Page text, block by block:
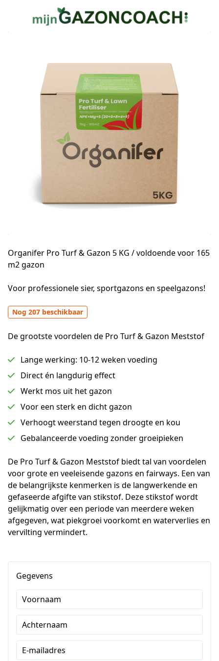
Organifer Pro Turf & Gazon 5 KG / voldoende voor 165
m2 gazon
Voor professionele sier, sportgazons en speelgazons!
Nog 207 beschikbaar
De grootste voordelen de Pro Turf & Gazon Meststof
Lange werking: 10-12 weken voeding
Direct én langdurig effect
Werkt mos uit het gazon
Voor een sterk en dicht gazon
Verhoogt weerstand tegen droogte en kou
Gebalanceerde voeding zonder groeipieken
De Pro Turf & Gazon Meststof biedt tal van voordelen
voor grote en veeleisende gazons en fairways. Een van
de belangrijkste kenmerken is de langwerkende en
gefaseerde afgifte van stikstof. Deze stikstof wordt
gelijkmatig over een periode van meerdere weken
afgegeven, wat piekgroei voorkomt en waterverlies en
vervilting vermindert.
Gegevens
Voornaam
Achternaam
E-mailadres